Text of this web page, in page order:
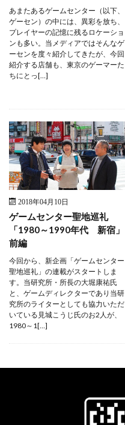
あまたあるゲームセンター（以下、
ゲーセン）の中には、異彩を放ち、
プレイヤーの記憶に残るロケーショ
ンも多い。当メディアではそんなゲ
ーセンを度々紹介してきたが、今回
紹介する店舗も、東京のゲーマーた
ちにとっ[…]
2018年04月10日
ゲームセンター聖地巡礼
「1980～1990年代 新宿」
前編
今回から、新企画「ゲームセンター
聖地巡礼」の連載がスタートしま
す。当研究所・所長の大堀康祐氏
と、ゲームディレクターであり当研
究所のライターとしても協力いただ
いている見城こうじ氏のお2人が、
1980～1[…]